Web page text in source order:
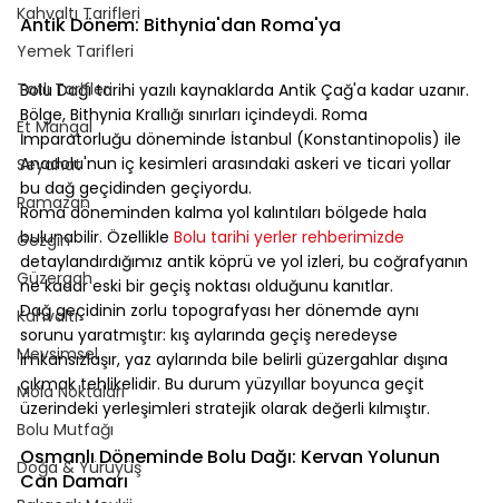
Kahvaltı Tarifleri
Yemek Tarifleri
Tatlı Tarifleri
Et Mangal
Seyahat
Ramazan
Gezgin
Güzergah
Kahvaltı
Mevsimsel
Mola Noktaları
Bolu Mutfağı
Doğa & Yürüyüş
Antik Dönem: Bithynia'dan Roma'ya
Bolu Dağı tarihi yazılı kaynaklarda Antik Çağ'a kadar uzanır.
Bölge, Bithynia Krallığı sınırları içindeydi. Roma
İmparatorluğu döneminde İstanbul (Konstantinopolis) ile
Anadolu'nun iç kesimleri arasındaki askeri ve ticari yollar
bu dağ geçidinden geçiyordu.
Roma döneminden kalma yol kalıntıları bölgede hala
bulunabilir. Özellikle Bolu tarihi yerler rehberimizde
detaylandırdığımız antik köprü ve yol izleri, bu coğrafyanın
ne kadar eski bir geçiş noktası olduğunu kanıtlar.
Dağ geçidinin zorlu topografyası her dönemde aynı
sorunu yaratmıştır: kış aylarında geçiş neredeyse
imkansızlaşır, yaz aylarında bile belirli güzergahlar dışına
çıkmak tehlikelidir. Bu durum yüzyıllar boyunca geçit
üzerindeki yerleşimleri stratejik olarak değerli kılmıştır.
⠀
Osmanlı Döneminde Bolu Dağı: Kervan Yolunun
Can Damarı